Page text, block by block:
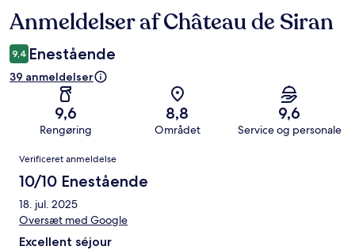
Anmeldelser
Anmeldelser af Château de Siran
9,4 Enestående
39 anmeldelser
9,6
Rengøring
8,8
Området
9,6
Service og personale
Anmeldelser
Verificeret anmeldelse
10/10 Enestående
18. jul. 2025
Oversæt med Google
Excellent séjour